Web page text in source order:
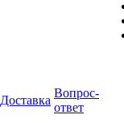
Доставка
Вопрос-
ответ